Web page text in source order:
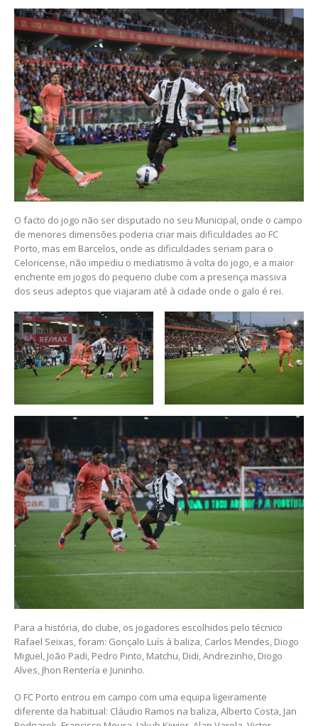
O facto do jogo não ser disputado no seu Municipal, onde o campo
de menores dimensões poderia criar mais dificuldades ao FC
Porto, mas em Barcelos, onde as dificuldades seriam para o
Celoricense, não impediu o mediatismo à volta do jogo, e a maior
enchente em jogos do pequeno clube com a presença massiva
dos seus adeptos que viajaram até à cidade onde o galo é rei.
Para a história, do clube, os jogadores escolhidos pelo técnico
Rafael Seixas, foram: Gonçalo Luís à baliza, Carlos Mendes, Diogo
Miguel, João Padi, Pedro Pinto, Matchu, Didi, Andrezinho, Diogo
Alves, Jhon Rentería e Juninho.
O FC Porto entrou em campo com uma equipa ligeiramente
diferente da habitual: Cláudio Ramos na baliza, Alberto Costa, Jan